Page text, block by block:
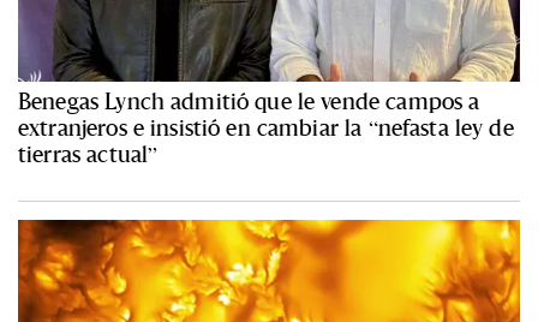
Benegas Lynch admitió que le vende campos a
extranjeros e insistió en cambiar la “nefasta ley de
tierras actual”